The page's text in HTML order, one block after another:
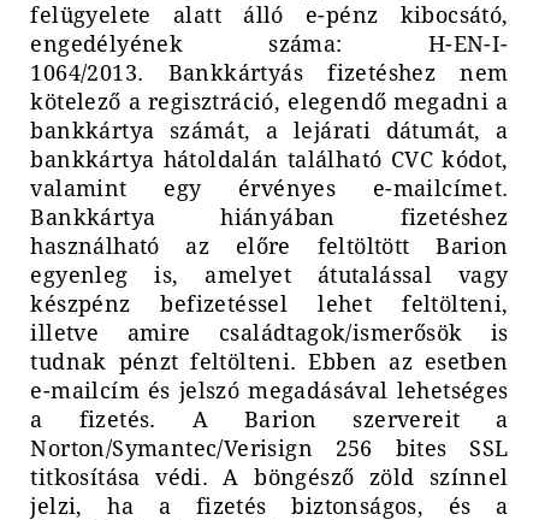
felügyelete alatt álló e-pénz kibocsátó,
engedélyének száma: H-EN-I-
1064/2013. Bankkártyás fizetéshez nem
kötelező a regisztráció, elegendő megadni a
bankkártya számát, a lejárati dátumát, a
bankkártya hátoldalán található CVC kódot,
valamint egy érvényes e-mailcímet.
Bankkártya hiányában fizetéshez
használható az előre feltöltött Barion
egyenleg is, amelyet átutalással vagy
készpénz befizetéssel lehet feltölteni,
illetve amire családtagok/ismerősök is
tudnak pénzt feltölteni. Ebben az esetben
e-mailcím és jelszó megadásával lehetséges
a fizetés. A Barion szervereit a
Norton/Symantec/Verisign 256 bites SSL
titkosítása védi. A böngésző zöld színnel
jelzi, ha a fizetés biztonságos, és a